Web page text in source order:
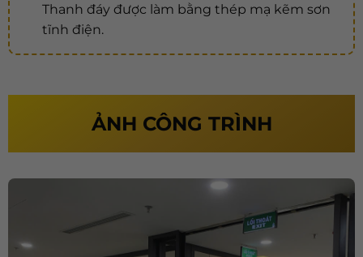
Thanh đáy được làm bằng thép mạ kẽm sơn
tĩnh điện.
ẢNH CÔNG TRÌNH